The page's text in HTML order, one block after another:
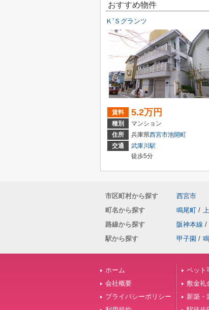
おすすめ物件
Ｋ’Ｓグランツ
賃料 5.2万円
種別
マンション
住所
兵庫県西宮市池開町
交通
武庫川駅
徒歩5分
市区町村から探す
西宮市
町名から探す
鳴尾町 /
路線から探す
阪神本線 /
駅から探す
甲子園 /
ホーム
会社概要
プライバシーポリシー
ペット
敷金礼
新築・